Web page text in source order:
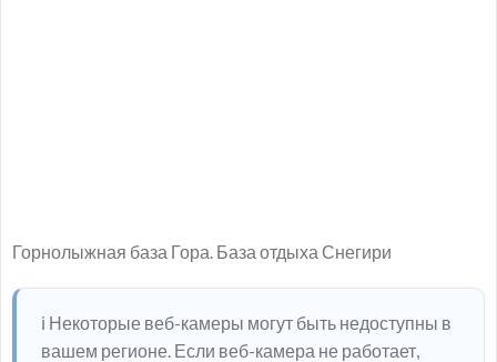
Горнолыжная база Гора. База отдыха Снегири
ℹ️ Некоторые веб-камеры могут быть недоступны в
вашем регионе. Если веб-камера не работает,